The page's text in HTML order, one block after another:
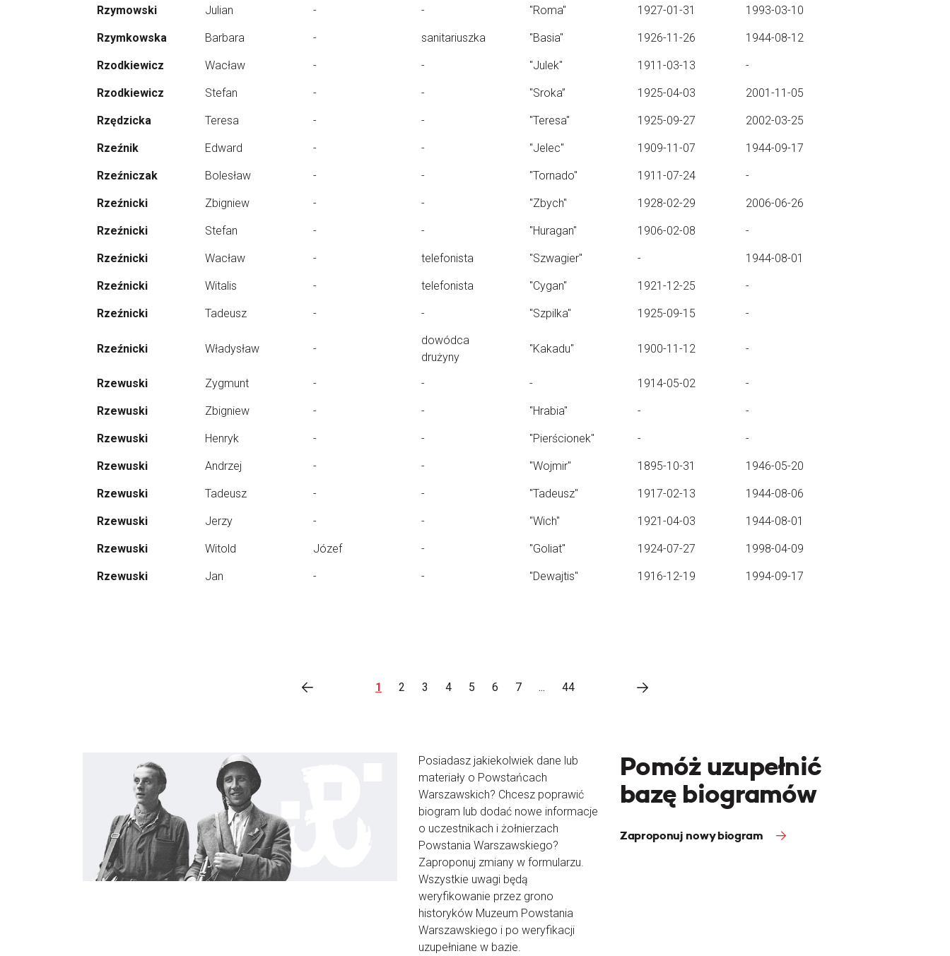
Rzymowski Julian - - "Roma" 1927-01-31 1993-03-10
Rzymkowska Barbara - sanitariuszka "Basia" 1926-11-26 1944-08-12
Rzodkiewicz Wacław - - "Julek" 1911-03-13 -
Rzodkiewicz Stefan - - "Sroka” 1925-04-03 2001-11-05
Rzędzicka Teresa - - "Teresa" 1925-09-27 2002-03-25
Rzeźnik Edward - - "Jelec" 1909-11-07 1944-09-17
Rzeźniczak Bolesław - - "Tornado" 1911-07-24 -
Rzeźnicki Zbigniew - - "Zbych" 1928-02-29 2006-06-26
Rzeźnicki Stefan - - "Huragan" 1906-02-08 -
Rzeźnicki Wacław - telefonista "Szwagier" - 1944-08-01
Rzeźnicki Witalis - telefonista "Cygan" 1921-12-25 -
Rzeźnicki Tadeusz - - "Szpilka" 1925-09-15 -
Rzeźnicki Władysław -
dowódca
drużyny
"Kakadu" 1900-11-12 -
Rzewuski Zygmunt - - - 1914-05-02 -
Rzewuski Zbigniew - - "Hrabia" - -
Rzewuski Henryk - - "Pierścionek" - -
Rzewuski Andrzej - - "Wojmir" 1895-10-31 1946-05-20
Rzewuski Tadeusz - - "Tadeusz" 1917-02-13 1944-08-06
Rzewuski Jerzy - - "Wich" 1921-04-03 1944-08-01
Rzewuski Witold Józef - "Goliat" 1924-07-27 1998-04-09
Rzewuski Jan - - "Dewajtis" 1916-12-19 1994-09-17
1 2 3 4 5 6 7 ... 44
Posiadasz jakiekolwiek dane lub
materiały o Powstańcach
Warszawskich? Chcesz poprawić
biogram lub dodać nowe informacje
o uczestnikach i żołnierzach
Powstania Warszawskiego?
Zaproponuj zmiany w formularzu.
Wszystkie uwagi będą
weryfikowanie przez grono
historyków Muzeum Powstania
Warszawskiego i po weryfikacji
uzupełniane w bazie.
Pomóż uzupełnić
bazę biogramów
Zaproponuj nowy biogram